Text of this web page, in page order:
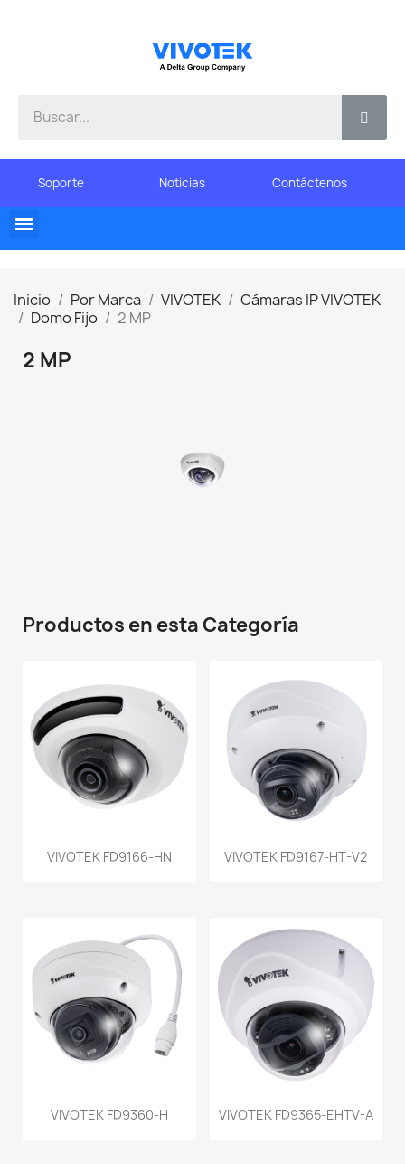
Soporte Noticias Contáctenos
Inicio Por Marca VIVOTEK
Cámaras IP VIVOTEK
Domo Fijo
2 MP
2 MP
Productos en esta Categoría
VIVOTEK FD9166-HN VIVOTEK FD9167-HT-V2
VIVOTEK FD9360-H VIVOTEK FD9365-EHTV-A